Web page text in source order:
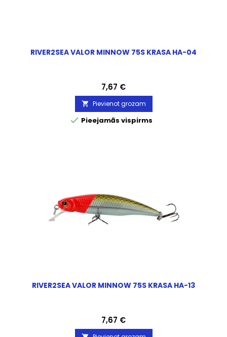
RIVER2SEA VALOR MINNOW 75S KRASA HA-04
Cena
7,67 €
 Pievienot grozam
 Pieejamās vispirms
RIVER2SEA VALOR MINNOW 75S KRASA HA-13
Cena
7,67 €